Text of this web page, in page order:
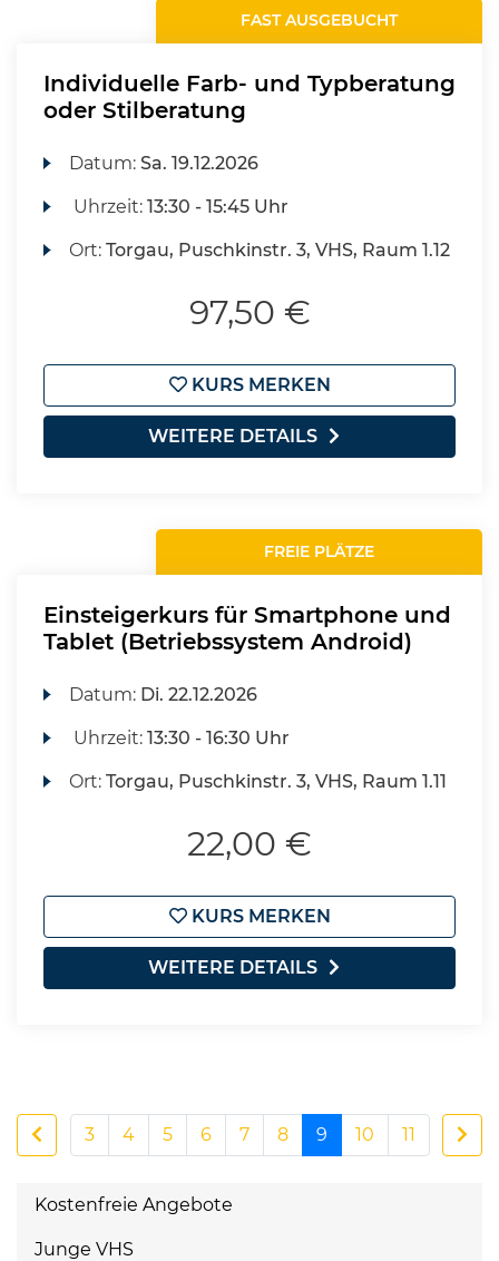
FAST AUSGEBUCHT
Individuelle Farb- und Typberatung
oder Stilberatung
Datum:Sa. 19.12.2026
Uhrzeit:13:30 - 15:45 Uhr
Ort:Torgau, Puschkinstr. 3, VHS, Raum 1.12
97,50 €
KURS MERKEN
WEITERE DETAILS
FREIE PLÄTZE
Einsteigerkurs für Smartphone und
Tablet (Betriebssystem Android)
Datum: Di. 22.12.2026
Uhrzeit:13:30 - 16:30 Uhr
Ort:Torgau, Puschkinstr. 3, VHS, Raum 1.11
22,00 €
KURS MERKEN
WEITERE DETAILS
3 4 5 6 7 8 9 10 11
Kostenfreie Angebote
Junge VHS